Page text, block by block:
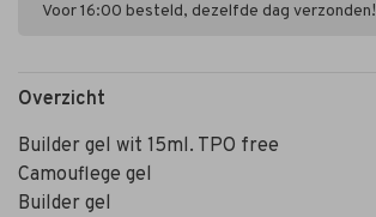
Voor 16:00 besteld, dezelfde dag verzonden!
Overzicht
Builder gel wit 15ml. TPO free
Camouflege gel
Builder gel